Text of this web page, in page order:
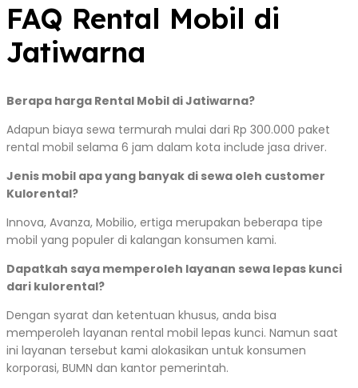
FAQ Rental Mobil di
Jatiwarna
Berapa harga Rental Mobil di Jatiwarna?
Adapun biaya sewa termurah mulai dari Rp 300.000 paket
rental mobil selama 6 jam dalam kota include jasa driver.
Jenis mobil apa yang banyak di sewa oleh customer
Kulorental?
Innova, Avanza, Mobilio, ertiga merupakan beberapa tipe
mobil yang populer di kalangan konsumen kami.
Dapatkah saya memperoleh layanan sewa lepas kunci
dari kulorental?
Dengan syarat dan ketentuan khusus, anda bisa
memperoleh layanan rental mobil lepas kunci. Namun saat
ini layanan tersebut kami alokasikan untuk konsumen
korporasi, BUMN dan kantor pemerintah.